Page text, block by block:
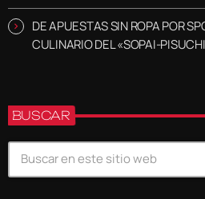
DE APUESTAS SIN ROPA POR
CULINARIO DEL «SOPAI-
BUSCAR